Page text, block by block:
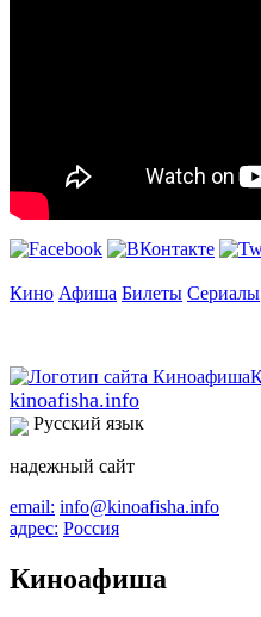
Кино Афиша Билеты Сериалы
kinoafisha.info
Русский язык
надежный сайт
email: info@kinoafisha.info
адрес: Россия
Киноафиша